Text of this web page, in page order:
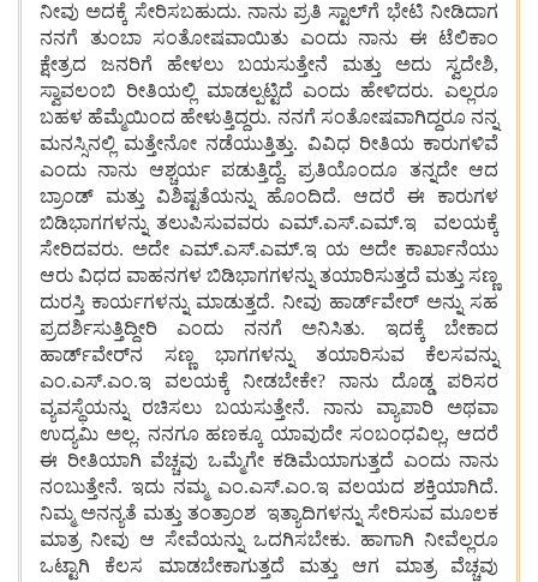
ನೀವು ಅದಕ್ಕೆ ಸೇರಿಸಬಹುದು. ನಾನು ಪ್ರತಿ ಸ್ಟಾಲ್‌ಗೆ ಭೇಟಿ ನೀಡಿದಾಗ
ನನಗೆ ತುಂಬಾ ಸಂತೋಷವಾಯಿತು ಎಂದು ನಾನು ಈ ಟೆಲಿಕಾಂ
ಕ್ಷೇತ್ರದ ಜನರಿಗೆ ಹೇಳಲು ಬಯಸುತ್ತೇನೆ ಮತ್ತು ಅದು ಸ್ವದೇಶಿ,
ಸ್ವಾವಲಂಬಿ ರೀತಿಯಲ್ಲಿ ಮಾಡಲ್ಪಟ್ಟಿದೆ ಎಂದು ಹೇಳಿದರು. ಎಲ್ಲರೂ
ಬಹಳ ಹೆಮ್ಮೆಯಿಂದ ಹೇಳುತ್ತಿದ್ದರು. ನನಗೆ ಸಂತೋಷವಾಗಿದ್ದರೂ ನನ್ನ
ಮನಸ್ಸಿನಲ್ಲಿ ಮತ್ತೇನೋ ನಡೆಯುತ್ತಿತ್ತು. ವಿವಿಧ ರೀತಿಯ ಕಾರುಗಳಿವೆ
ಎಂದು ನಾನು ಆಶ್ಚರ್ಯ ಪಡುತ್ತಿದ್ದೆ. ಪ್ರತಿಯೊಂದೂ ತನ್ನದೇ ಆದ
ಬ್ರಾಂಡ್ ಮತ್ತು ವಿಶಿಷ್ಟತೆಯನ್ನು ಹೊಂದಿದೆ. ಆದರೆ ಈ ಕಾರುಗಳ
ಬಿಡಿಭಾಗಗಳನ್ನು ತಲುಪಿಸುವವರು ಎಮ್.ಎಸ್.ಎಮ್.ಇ ವಲಯಕ್ಕೆ
ಸೇರಿದವರು. ಅದೇ ಎಮ್.ಎಸ್.ಎಮ್.ಇ ಯ ಅದೇ ಕಾರ್ಖಾನೆಯು
ಆರು ವಿಧದ ವಾಹನಗಳ ಬಿಡಿಭಾಗಗಳನ್ನು ತಯಾರಿಸುತ್ತದೆ ಮತ್ತು ಸಣ್ಣ
ದುರಸ್ತಿ ಕಾರ್ಯಗಳನ್ನು ಮಾಡುತ್ತದೆ. ನೀವು ಹಾರ್ಡ್‌ವೇರ್ ಅನ್ನು ಸಹ
ಪ್ರದರ್ಶಿಸುತ್ತಿದ್ದೀರಿ ಎಂದು ನನಗೆ ಅನಿಸಿತು. ಇದಕ್ಕೆ ಬೇಕಾದ
ಹಾರ್ಡ್‌ವೇರ್‌ನ ಸಣ್ಣ ಭಾಗಗಳನ್ನು ತಯಾರಿಸುವ ಕೆಲಸವನ್ನು
ಎಂ.ಎಸ್‌.ಎಂ.ಇ ವಲಯಕ್ಕೆ ನೀಡಬೇಕೇ? ನಾನು ದೊಡ್ಡ ಪರಿಸರ
ವ್ಯವಸ್ಥೆಯನ್ನು ರಚಿಸಲು ಬಯಸುತ್ತೇನೆ. ನಾನು ವ್ಯಾಪಾರಿ ಅಥವಾ
ಉದ್ಯಮಿ ಅಲ್ಲ. ನನಗೂ ಹಣಕ್ಕೂ ಯಾವುದೇ ಸಂಬಂಧವಿಲ್ಲ, ಆದರೆ
ಈ ರೀತಿಯಾಗಿ ವೆಚ್ಚವು ಒಮ್ಮೆಗೇ ಕಡಿಮೆಯಾಗುತ್ತದೆ ಎಂದು ನಾನು
ನಂಬುತ್ತೇನೆ. ಇದು ನಮ್ಮ ಎಂ.ಎಸ್‌.ಎಂ.ಇ ವಲಯದ ಶಕ್ತಿಯಾಗಿದೆ.
ನಿಮ್ಮ ಅನನ್ಯತೆ ಮತ್ತು ತಂತ್ರಾಂಶ ಇತ್ಯಾದಿಗಳನ್ನು ಸೇರಿಸುವ ಮೂಲಕ
ಮಾತ್ರ ನೀವು ಆ ಸೇವೆಯನ್ನು ಒದಗಿಸಬೇಕು. ಹಾಗಾಗಿ ನೀವೆಲ್ಲರೂ
ಒಟ್ಟಾಗಿ ಕೆಲಸ ಮಾಡಬೇಕಾಗುತ್ತದೆ ಮತ್ತು ಆಗ ಮಾತ್ರ ವೆಚ್ಚವು